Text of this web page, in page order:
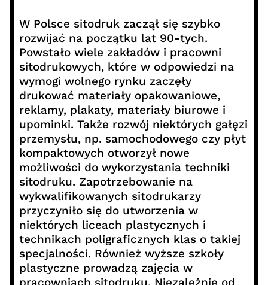
W Polsce sitodruk zaczął się szybko
rozwijać na początku lat 90-tych.
Powstało wiele zakładów i pracowni
sitodrukowych, które w odpowiedzi na
wymogi wolnego rynku zaczęły
drukować materiały opakowaniowe,
reklamy, plakaty, materiały biurowe i
upominki. Także rozwój niektórych gałęzi
przemysłu, np. samochodowego czy płyt
kompaktowych otworzył nowe
możliwości do wykorzystania techniki
sitodruku. Zapotrzebowanie na
wykwalifikowanych sitodrukarzy
przyczyniło się do utworzenia w
niektórych liceach plastycznych i
technikach poligraficznych klas o takiej
specjalności. Również wyższe szkoły
plastyczne prowadzą zajęcia w